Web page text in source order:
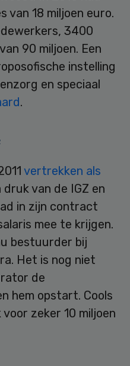
van 18 miljoen euro.
3400
90 miljoen. Een
instelling
en speciaal
.
vertrekken als
druk van de IGZ en
in zijn contract
mee te krijgen.
bestuurder bij
Het is nog niet
de
hem opstart. Cools
zeker 10 miljoen